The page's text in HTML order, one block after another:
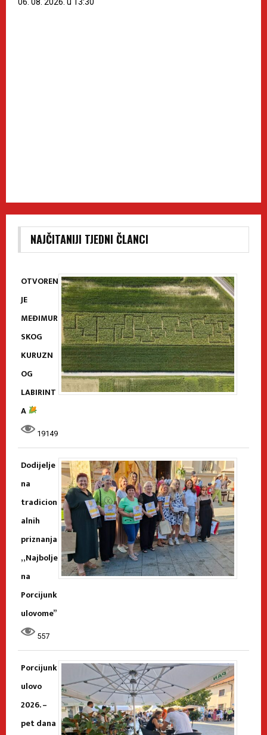
NAJČITANIJI TJEDNI ČLANCI
OTVOREN
JE
MEĐIMUR
SKOG
KURUZN
OG
LABIRINT
A
19149
Dodijelje
na
tradicion
alnih
priznanja
„Najbolje
na
Porcijunk
ulovome”
557
Porcijunk
ulovo
2026. –
pet dana